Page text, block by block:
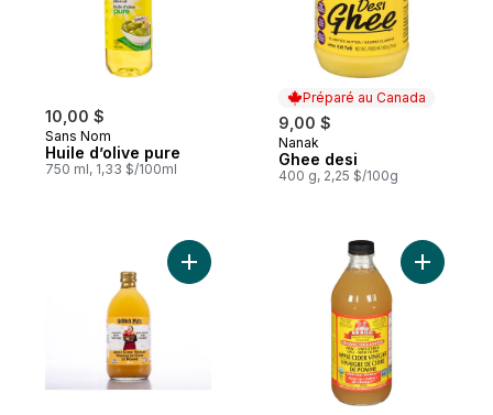
10,00 $
Sans Nom
Huile d’olive pure
750 ml, 1,33 $/100ml
Préparé au Canada
9,00 $
Préparé au Canada
Nanak
Ghee desi
400 g, 2,25 $/100g
Ajouter Vinaigre de Cider de Pomme
Ajouter